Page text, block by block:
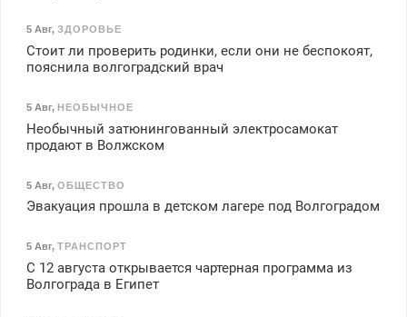
5 Авг, ЗДОРОВЬЕ
Стоит ли проверить родинки, если они не беспокоят,
пояснила волгоградский врач
5 Авг, НЕОБЫЧНОЕ
Необычный затюнингованный электросамокат
продают в Волжском
5 Авг, ОБЩЕСТВО
Эвакуация прошла в детском лагере под Волгоградом
5 Авг, ТРАНСПОРТ
С 12 августа открывается чартерная программа из
Волгограда в Египет